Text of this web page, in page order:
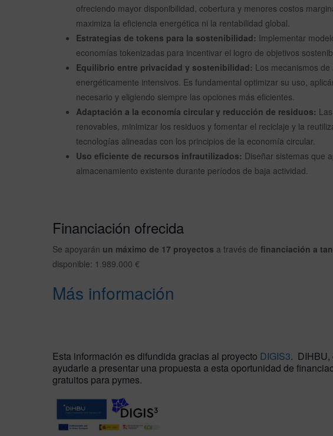
ofreciendo mayor disponibilidad, cobertura y menores costos
maximiza la eficiencia energética ni la rentabilidad global.
Estrategias de tokens para la sostenibilidad: Implementar
economías tokenizadas para incentivar el logro de objetivos
Equilibrio entre privacidad y sostenibilidad: Los mecanismos
energéticamente intensivos. Es fundamental optimizar su uso,
necesario y eligiendo siempre las opciones más eficientes.
Adaptación a la economía circular y reducción de residuos:
renovables, minimizar los residuos y fomentar el reciclaje y la
tecnologías alineadas con los principios de la economía circular.
Uso eficiente de recursos infrautilizados: Diseñar sistemas que
almacenamiento existente durante períodos de baja actividad.
Financiación ofrecida
Se apoyarán un máximo de 17 proyectos a través de financiación a
disponible: 1.989.000 €
Más información
Esta información es difundida gracias al proyecto DIGIS3. DIHBU,
ayudarle a presentar una propuesta a esta oportunidad de
gratuitos para pymes.